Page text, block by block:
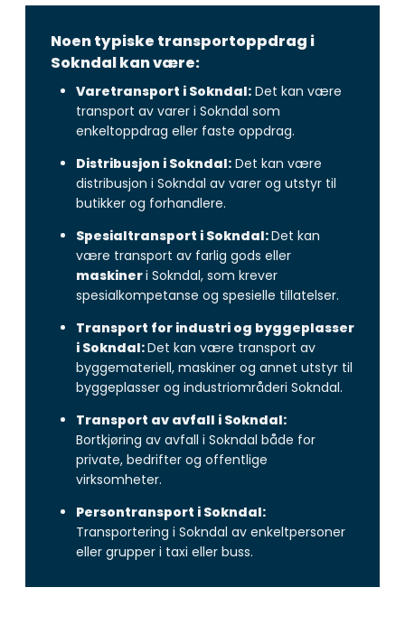
Noen typiske transportoppdrag i
Sokndal kan være:
Varetransport i Sokndal: Det kan være
transport av varer i Sokndal som
enkeltoppdrag eller faste oppdrag.
Distribusjon i Sokndal: Det kan være
distribusjon i Sokndal av varer og utstyr til
butikker og forhandlere.
Spesialtransport i Sokndal:Det kan
være transport av farlig gods eller
maskineri Sokndal, som krever
spesialkompetanse og spesielle tillatelser.
Transport for industri og byggeplasser
i Sokndal:Det kan være transport av
byggemateriell, maskiner og annet utstyr til
byggeplasser og industriområderi Sokndal.
Transport av avfall i Sokndal:
Bortkjøring av avfall i Sokndal både for
private, bedrifter og offentlige
virksomheter.
Persontransport i Sokndal:
Transportering i Sokndal av enkeltpersoner
eller grupper i taxi eller buss.